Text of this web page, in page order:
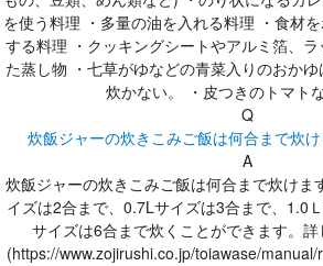
を使う料理 ・多量の油を入れる料理 ・食材
する料理 ・クッキングシートやアルミ箔、
た蒸し物 ・七草がゆなどの青菜入りのおか
炊かない。 ・皮つきのトマト
Q
炊飯ジャーの炊きこみご飯は何合まで炊け
A
炊飯ジャーの炊きこみご飯は何合まで炊け
イズは2合まで、0.7Lサイズは3合まで、1.0
サイズは6合まで炊くことができます。
(https://www.zojirushi.co.jp/toiawase/